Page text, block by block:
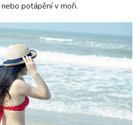
potápění v moři.